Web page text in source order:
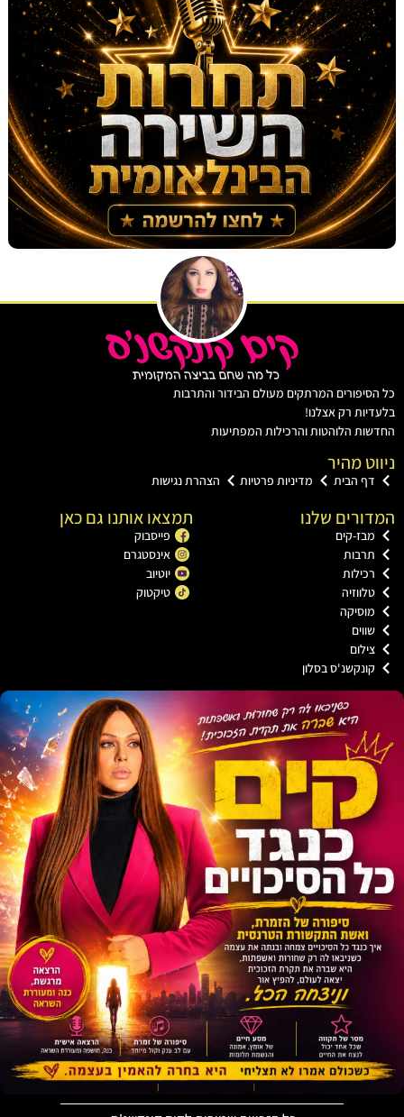
המרתקים מעולם הבידור והתרבות
רק אצלנו!
הלוהטות והרכילות המפתיעות
מהיר
הבית מדיניות פרטיות הצהרת נגישות
שלנו
קים
בסלון
תמצאו אותנו גם כאן
פייסבוק
אינסטגרם
יוטיוב
טיקטוק